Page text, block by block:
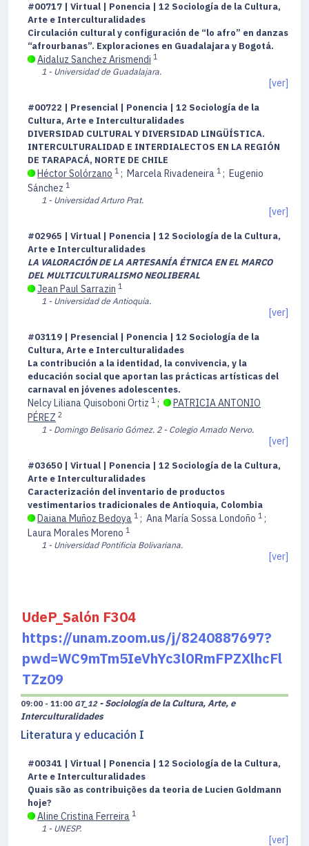
#00717 | Virtual | Ponencia | 12 Sociología de la Cultura,
Arte e Interculturalidades
Circulación cultural y configuración de “lo afro” en danzas
“afrourbanas”. Exploraciones en Guadalajara y Bogotá.
Aidaluz Sanchez Arismendi 1
1 - Universidad de Guadalajara.
[ver]
#00722 | Presencial | Ponencia | 12 Sociología de la
Cultura, Arte e Interculturalidades
DIVERSIDAD CULTURAL Y DIVERSIDAD LINGÜÍSTICA.
INTERCULTURALIDAD E INTERDIALECTOS EN LA REGIÓN
DE TARAPACÁ, NORTE DE CHILE
Héctor Solórzano 1 ; Marcela Rivadeneira 1 ; Eugenio
Sánchez 1
1 - Universidad Arturo Prat.
[ver]
#02965 | Virtual | Ponencia | 12 Sociología de la Cultura,
Arte e Interculturalidades
LA VALORACIÓN DE LA ARTESANÍA ÉTNICA EN EL MARCO
DEL MULTICULTURALISMO NEOLIBERAL
Jean Paul Sarrazin 1
1 - Universidad de Antioquia.
[ver]
#03119 | Presencial | Ponencia | 12 Sociología de la
Cultura, Arte e Interculturalidades
La contribución a la identidad, la convivencia, y la
educación social que aportan las prácticas artísticas del
carnaval en jóvenes adolescentes.
Nelcy Liliana Quisoboni Ortiz 1 ;
PATRICIA ANTONIO
PÉREZ 2
1 - Domingo Belisario Gómez. 2 - Colegio Amado Nervo.
[ver]
#03650 | Virtual | Ponencia | 12 Sociología de la Cultura,
Arte e Interculturalidades
Caracterización del inventario de productos
vestimentarios tradicionales de Antioquia, Colombia
Daiana Muñoz Bedoya 1 ; Ana María Sossa Londoño 1 ;
Laura Morales Moreno 1
1 - Universidad Pontificia Bolivariana.
[ver]
UdeP_Salón F304
https://unam.zoom.us/j/8240887697?
pwd=WC9mTm5IeVhYc3l0RmFPZXlhcFl
TZz09
09:00 - 11:00 GT_12 - Sociología de la Cultura, Arte, e
Interculturalidades
Literatura y educación I
#00341 | Virtual | Ponencia | 12 Sociología de la Cultura,
Arte e Interculturalidades
Quais são as contribuições da teoria de Lucien Goldmann
hoje?
Aline Cristina Ferreira 1
1 - UNESP.
[ver]